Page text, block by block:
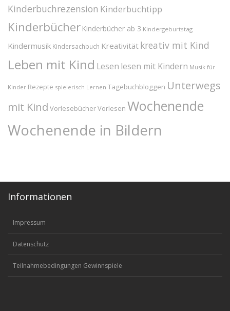
Kinderbuchrezension Kinderbuchtipp
Kinderbücher Kinderbücher ab 3 Kindergeburtstag
Kindermusik Kindersachbuch Kreativität kreativ mit Kind
Leben mit Kind Lesen lesen mit Kindern Musik für
Kinder Rezepte spielerisch Lernen Tagebuchbloggen Unterwegs
mit Kind VorlesebücherVorlesen Wochenende
Wochenende in Bildern
Informationen
Impressum
Datenschutz
Teilnahmebedingungen Gewinnspiele